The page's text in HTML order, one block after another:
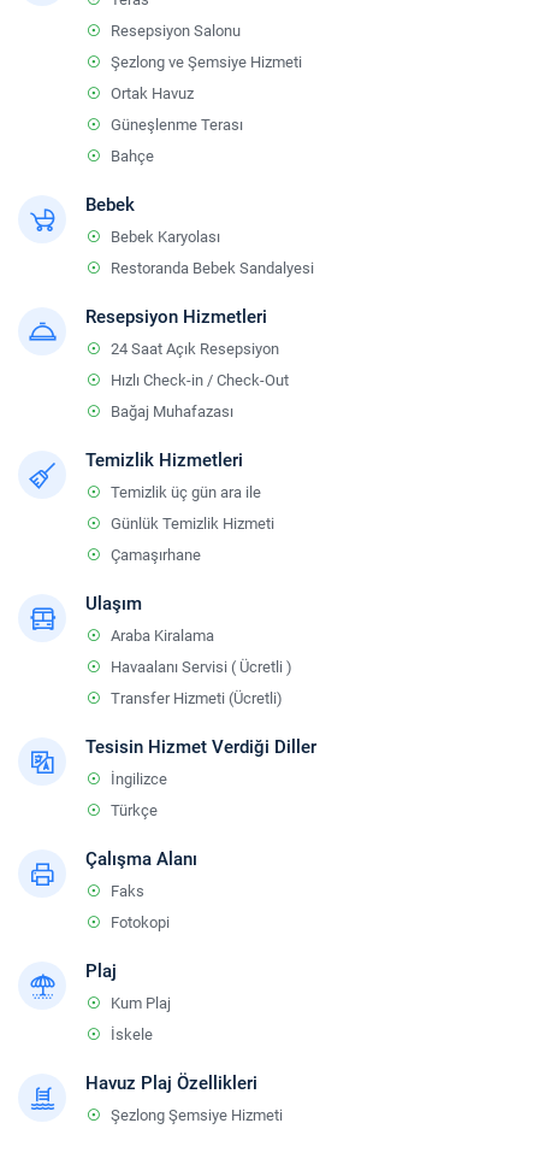
Resepsiyon Salonu
Şezlong ve Şemsiye Hizmeti
Ortak Havuz
Güneşlenme Terası
Bahçe
Bebek
Bebek Karyolası
Restoranda Bebek Sandalyesi
Resepsiyon Hizmetleri
24 Saat Açık Resepsiyon
Hızlı Check-in / Check-Out
Bağaj Muhafazası
Temizlik Hizmetleri
Temizlik üç gün ara ile
Günlük Temizlik Hizmeti
Çamaşırhane
Ulaşım
Araba Kiralama
Havaalanı Servisi ( Ücretli )
Transfer Hizmeti (Ücretli)
Tesisin Hizmet Verdiği Diller
İngilizce
Türkçe
Çalışma Alanı
Faks
Fotokopi
Plaj
Kum Plaj
İskele
Havuz Plaj Özellikleri
Şezlong Şemsiye Hizmeti